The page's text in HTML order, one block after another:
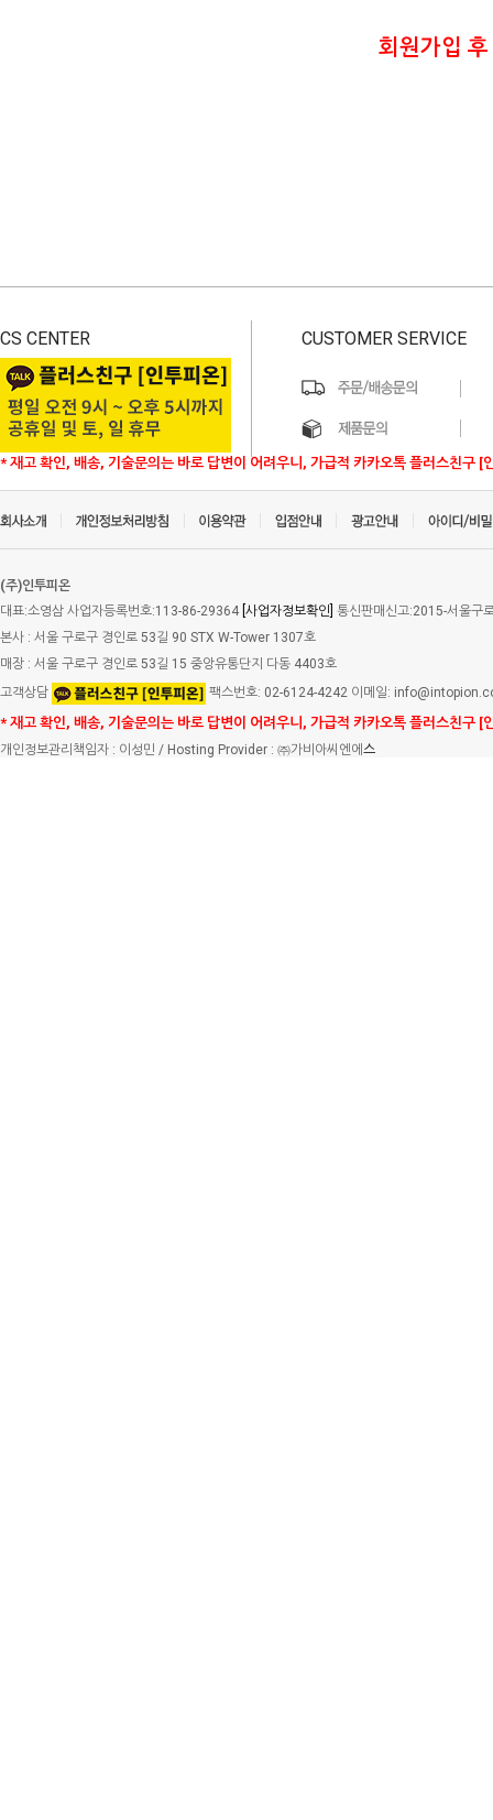
회원가입
CS CENTER
* 재고 확인, 배송, 기술문의는 바로 답변이 어려우니, 가급적 카카오톡 플러스친구 [
CUSTOMER SERVICE
(주)인투피온
대표:소영삼 사업자등록번호:113-86-29364 [사업자정보확인] 통신판매신고:2015-서울구
본사 : 서울 구로구 경인로 53길 90 STX W-Tower 1307호
매장 : 서울 구로구 경인로 53길 15 중앙유통단지 다동 4403호
고객상담
팩스번호: 02-6124-4242 이메일:
* 재고 확인, 배송, 기술문의는 바로 답변이 어려우니, 가급적 카카오톡 플러스친구 [
개인정보관리책임자 : 이성민 / Hosting Provider : ㈜가비아씨엔에 스